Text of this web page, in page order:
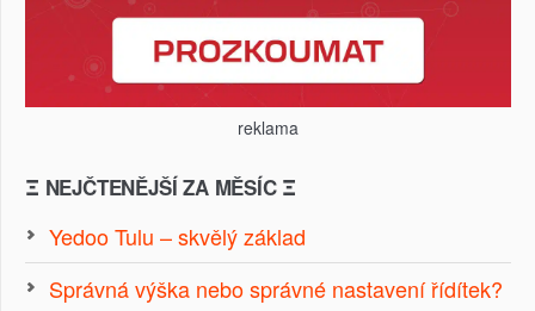
reklama
Ξ NEJČTENĚJŠÍ ZA MĚSÍC Ξ
Yedoo Tulu – skvělý základ
Správná výška nebo správné nastavení řídítek?